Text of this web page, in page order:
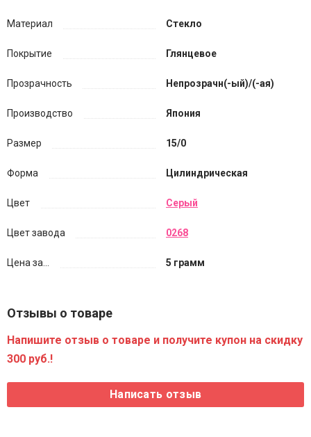
Материал Стекло
Покрытие Глянцевое
Прозрачность Непрозрачн(-ый)/(-ая)
Производство Япония
Размер 15/0
Форма Цилиндрическая
Цвет Серый
Цвет завода 0268
Цена за... 5 грамм
Отзывы о товаре
Напишите отзыв о товаре и получите купон на скидку
300 руб.!